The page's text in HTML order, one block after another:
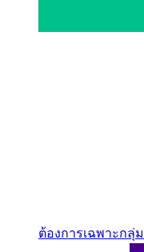
ต้องการเฉพาะกลุ่ม